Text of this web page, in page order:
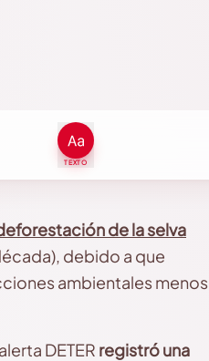
TEXTO
de la selva
debido a que
ambientales menos
DETER registró una